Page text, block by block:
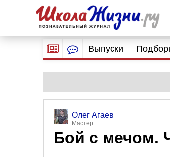
Выпуски
Олег Агаев
Мастер
Бой с мечом.